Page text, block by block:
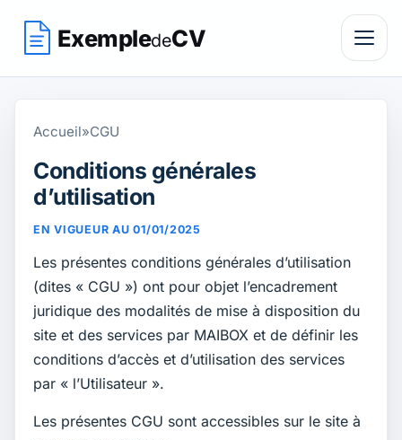
ExempledeCV
Accueil»CGU
Conditions générales
d’utilisation
EN VIGUEUR AU 01/01/2025
Les présentes conditions générales d’utilisation
(dites « CGU ») ont pour objet l’encadrement
juridique des modalités de mise à disposition du
site et des services par MAIBOX et de définir les
conditions d’accès et d’utilisation des services
par « l’Utilisateur ».
Les présentes CGU sont accessibles sur le site à